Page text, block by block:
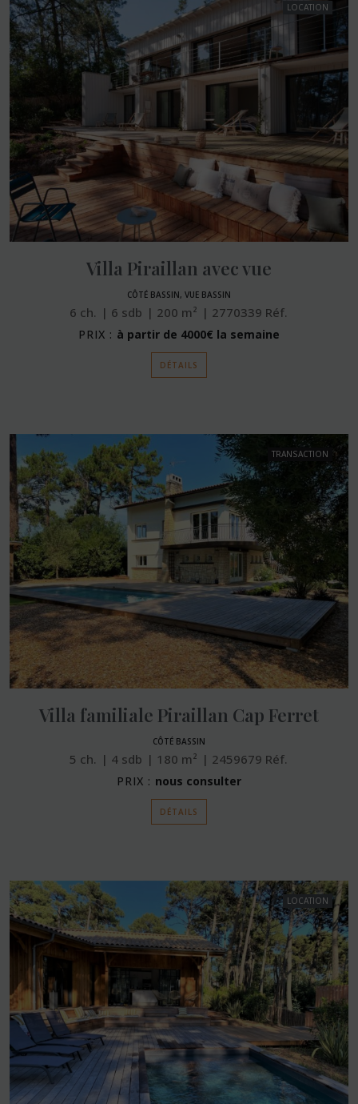
LOCATION
Villa Piraillan avec vue
CÔTÉ BASSIN, VUE BASSIN
6 ch. 6 sdb 200 m² 2770339 Réf.
PRIX : à partir de 4000€ la semaine
DÉTAILS
TRANSACTION
Villa familiale Piraillan Cap Ferret
CÔTÉ BASSIN
5 ch. 4 sdb 180 m² 2459679 Réf.
PRIX : nous consulter
DÉTAILS
LOCATION